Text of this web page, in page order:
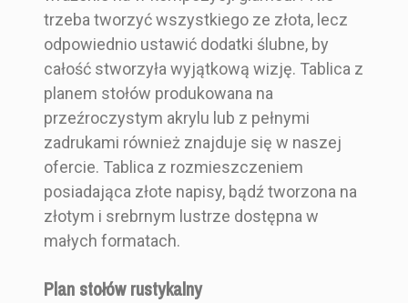
trzeba tworzyć wszystkiego ze złota, lecz
odpowiednio ustawić dodatki ślubne, by
całość stworzyła wyjątkową wizję. Tablica z
planem stołów produkowana na
przeźroczystym akrylu lub z pełnymi
zadrukami również znajduje się w naszej
ofercie. Tablica z rozmieszczeniem
posiadająca złote napisy, bądź tworzona na
złotym i srebrnym lustrze dostępna w
małych formatach.
Plan stołów rustykalny